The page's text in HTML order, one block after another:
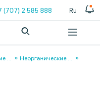
(707) 2 585 888 Ru
... Неорганические ...